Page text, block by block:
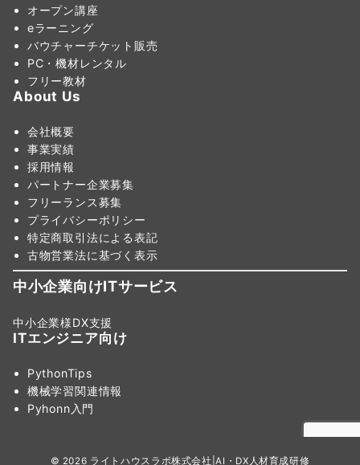
オープン講座
eラーニング
バウチャーチケット販売
PC・機材レンタル
フリー教材
About Us
会社概要
事業実績
採用情報
パートナー企業募集
フリーランス募集
プライバシーポリシー
特定商取引法による表記
古物営業法に基づく表示
中小企業向けITサービス
中小企業様DX支援
ITエンジニア向け
PythonTips
機械学習関連情報
Pyhonn入門
© 2026 ライトハウスラボ株式会社|AI・DX人材育成研修